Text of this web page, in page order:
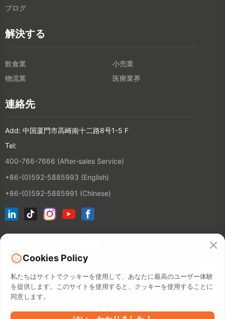
ブログ
解決する
飲食業
小売業
物流業
医療業界
連絡先
Add: 中国厦門市高崎南十二路8号1-5 F
Tel:
400-766-7666 (After-sales Service)
+86-(0)592-5885993 (English)
+86-(0)592-5885991 (Chinese)
©2026 XIAMEN HANIN CO., LTD.プライバシーポリシー 使用期間
Cookies Policy
私たちはサイトでクッキーを使用して、あなたに最高のユーザー体験
を提供します。このサイトを使用すると、クッキーを使用することに
同意します。